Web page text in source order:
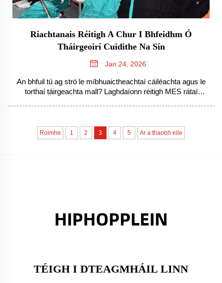
Riachtanais Réitigh A Chur I Bhfeidhm Ó
Tháirgeoirí Cuidithe Na Sín
Jan 24, 2026
An bhfuil tú ag stró le míbhuaictheachtaí cáiléachta agus le
torthaí táirgeachta mall? Laghdaíonn réitigh MES rátaí
Roimhe 1 2 3 4 5 Ar a thaobh eile
TÉIGH I DTEAGMHÁIL LINN